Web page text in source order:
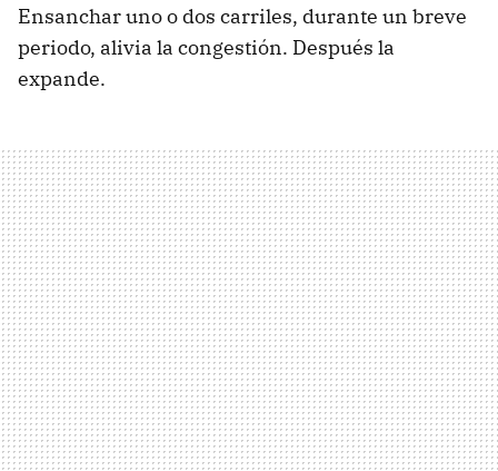
Ensanchar uno o dos carriles, durante un breve
periodo, alivia la congestión. Después la
expande.